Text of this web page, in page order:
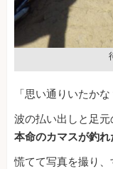
「思い通りいたか
波の払い出しと足元
本命のカマスが釣れ
慌てて写真を撮り